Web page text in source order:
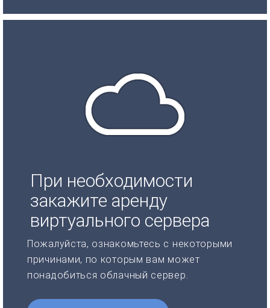
При необходимости
закажите аренду
виртуального сервера
Пожалуйста, ознакомьтесь с некоторыми
причинами, по которым вам может
понадобиться облачный сервер.